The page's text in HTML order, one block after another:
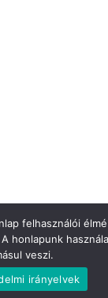
felhasználói
honlapunk
veszi.
irányelvek